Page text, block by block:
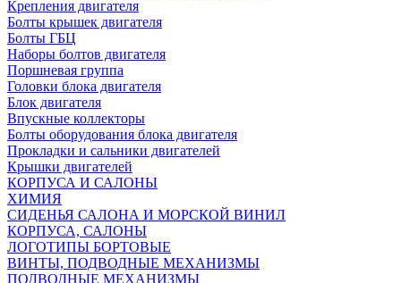
Крепления двигателя
Болты крышек двигателя
Болты ГБЦ
Наборы болтов двигателя
Поршневая группа
Головки блока двигателя
Блок двигателя
Впускные коллекторы
Болты оборудования блока двигателя
Прокладки и сальники двигателей
Крышки двигателей
КОРПУСА И САЛОНЫ
ХИМИЯ
СИДЕНЬЯ САЛОНА И МОРСКОЙ ВИНИЛ
КОРПУСА, САЛОНЫ
ЛОГОТИПЫ БОРТОВЫЕ
ВИНТЫ, ПОДВОДНЫЕ МЕХАНИЗМЫ
ПОДВОДНЫЕ МЕХАНИЗМЫ